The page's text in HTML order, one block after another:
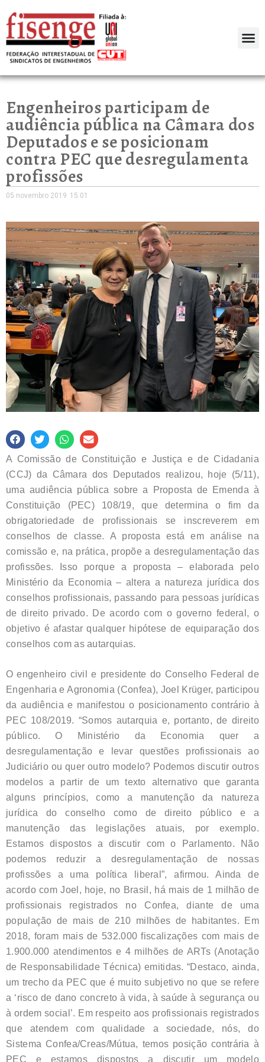
Engenheiros participam de
audiência pública na Câmara dos
Deputados e se posicionam
contra PEC que desregulamenta
profissões
05 novembro 2019 15:01
A Comissão de Constituição e Justiça e de Cidadania
(CCJ) da Câmara dos Deputados realizou, hoje (5/11),
uma audiência pública sobre a Proposta de Emenda à
Constituição (PEC) 108/19, que determina o fim da
obrigatoriedade de profissionais se inscreverem em
conselhos de classe. A proposta está em análise na
comissão e, na prática, propõe a desregulamentação das
profissões. Isso porque a proposta – elaborada pelo
Ministério da Economia – altera a natureza jurídica dos
conselhos profissionais, passando para pessoas jurídicas
de direito privado. De acordo com o governo federal, o
objetivo é afastar qualquer hipótese de equiparação dos
conselhos com as autarquias.
O engenheiro civil e presidente do Conselho Federal de
Engenharia e Agronomia (Confea), Joel Krüger, participou
da audiência e manifestou o posicionamento contrário à
PEC 108/2019. “Somos autarquia e, portanto, de direito
público. O Ministério da Economia quer a
desregulamentação e levar questões profissionais ao
Judiciário ou quer outro modelo? Podemos discutir outros
modelos a partir de um texto alternativo que garanta
alguns princípios, como a manutenção da natureza
jurídica do conselho como de direito público e a
manutenção das legislações atuais, por exemplo.
Estamos dispostos a discutir com o Parlamento. Não
podemos reduzir a desregulamentação de nossas
profissões a uma política liberal”, afirmou. Ainda de
acordo com Joel, hoje, no Brasil, há mais de 1 milhão de
profissionais registrados no Confea, diante de uma
população de mais de 210 milhões de habitantes. Em
2018, foram mais de 532.000 fiscalizações com mais de
1.900.000 atendimentos e 4 milhões de ARTs (Anotação
de Responsabilidade Técnica) emitidas. “Destaco, ainda,
um trecho da PEC que é muito subjetivo no que se refere
a ‘risco de dano concreto à vida, à saúde à segurança ou
à ordem social’. Em respeito aos profissionais registrados
que atendem com qualidade a sociedade, nós, do
Sistema Confea/Creas/Mútua, temos posição contrária à
PEC e estamos dispostos a discutir um modelo